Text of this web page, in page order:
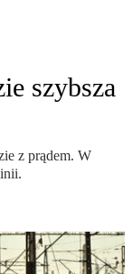
szybsza
z prądem. W